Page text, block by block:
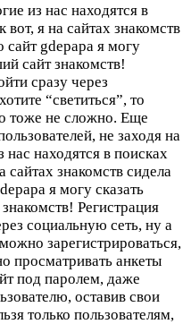
из нас находятся в
я на сайтах знакомств
сайт gdepapa я могу
сайт знакомств!
сразу через
“светиться”, то
тоже не сложно. Еще
не заходя на
нас находятся в поисках
сайтах знакомств сидела
я могу сказать
Регистрация
социальную сеть, ну а
зарегистрироваться,
просматривать анкеты
под паролем, даже
оставив свои
только пользователям,